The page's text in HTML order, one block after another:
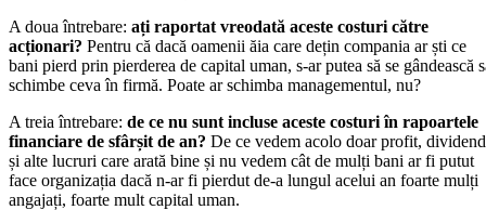
A doua întrebare: ați raportat vreodată aceste costuri către
acționari? Pentru că dacă oamenii ăia care dețin compania ar ști ce
bani pierd prin pierderea de capital uman, s-ar putea să se gândească
schimbe ceva în firmă. Poate ar schimba managementul, nu?
A treia întrebare: de ce nu sunt incluse aceste costuri în rapoartele
financiare de sfârșit de an? De ce vedem acolo doar profit,
și alte lucruri care arată bine și nu vedem cât de mulți bani ar fi putut
face organizația dacă n-ar fi pierdut de-a lungul acelui an foarte mulți
angajați, foarte mult capital uman.